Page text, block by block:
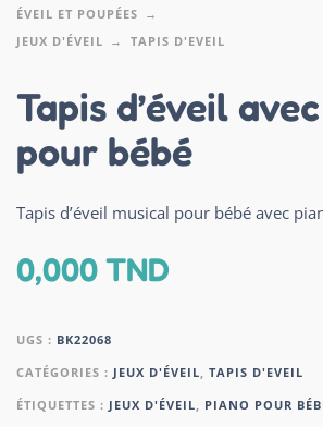
ÉVEIL ET POUPÉES
JEUX D'ÉVEIL
TAPIS D'EVEIL
Tapis d’éveil
pour bébé
Tapis d’éveil musical pour bébé avec
0,000TND
UGS : BK22068
CATÉGORIES : JEUX D'ÉVEIL TAPIS D'EVEIL
ÉTIQUETTES : JEUX D'ÉVEIL PIANO POUR